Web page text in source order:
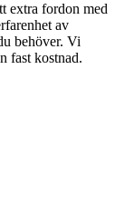
extra fordon med
av
behöver. Vi
fast kostnad.